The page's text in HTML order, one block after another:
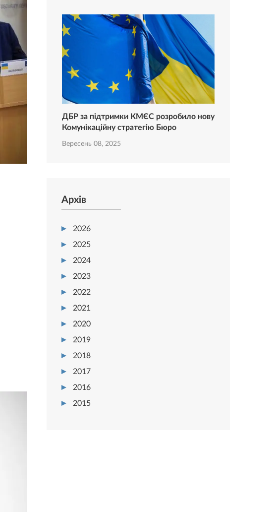
ДБР за підтримки КМЄС розробило нову
Комунікаційну стратегію Бюро
Вересень 08, 2025
Архів
2026
2025
2024
2023
2022
2021
2020
2019
2018
2017
2016
2015